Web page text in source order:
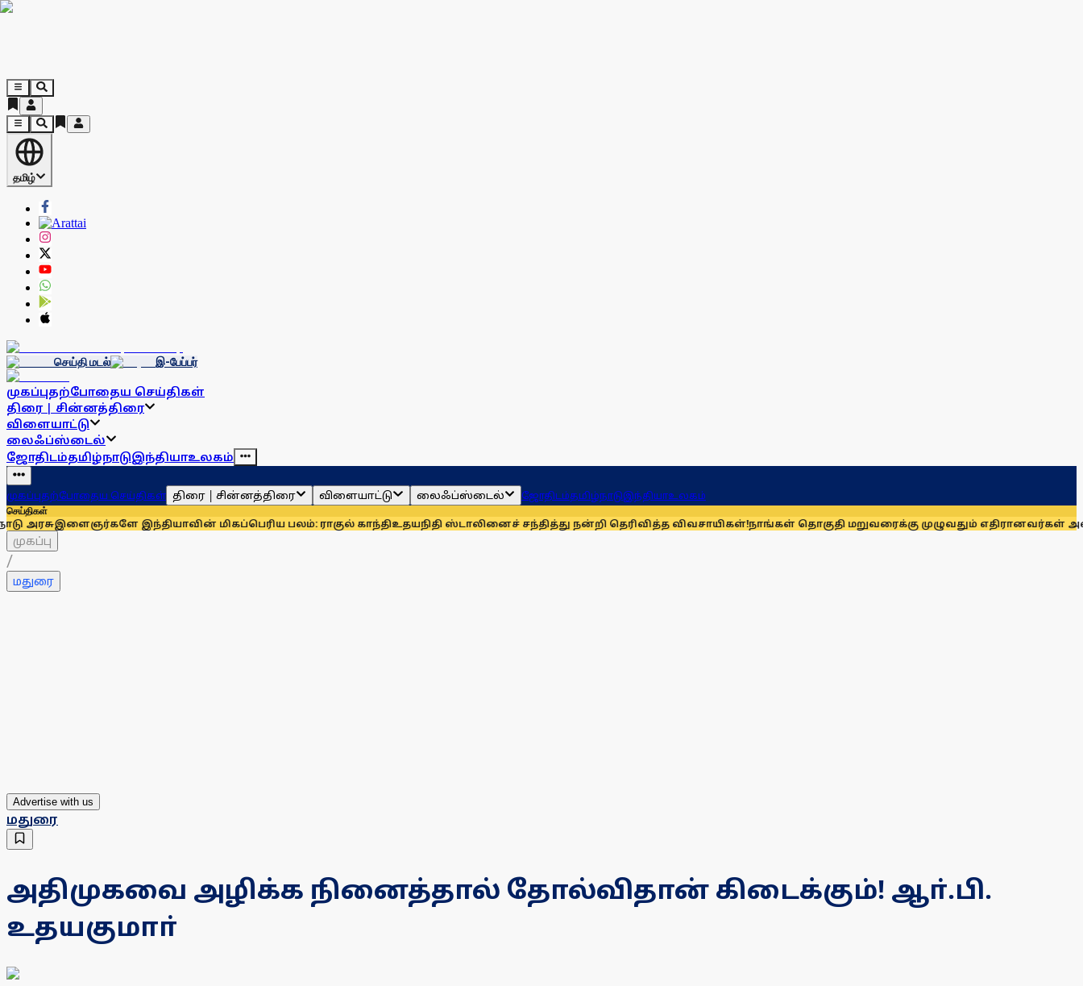
தமிழ்
செய்தி மடல் இ-பேப்பர்
முகப்புதற்போதைய செய்திகள்
திரை | சின்னத்திரை
விளையாட்டு
லைஃப்ஸ்டைல்
ஜோதிடம்தமிழ்நாடுஇந்தியாஉலகம்
முகப்புதற்போதைய செய்திகள் திரை | சின்னத்திரை விளையாட்டு லைஃப்ஸ்டைல் ஜோதிடம்தமிழ்நாடுஇந்தியாஉலகம்
செய்திகள்
இந்தியாவின் மிகப்பெரிய பலம்: ராகுல் காந்திஉதயநிதி ஸ்டாலினைச் சந்தித்து நன்றி தெரிவித்த விவசாயிகள்!நாங்கள் தொகுதி மறுவரைக்கு முழுவதும் எதிரானவர்கள் அல்லர்:
முகப்பு
/
மதுரை
Advertise with us
மதுரை
அதிமுகவை அழிக்க நினைத்தால் தோல்விதான் கிடைக்கும்! ஆா்.பி.
உதயகுமாா்